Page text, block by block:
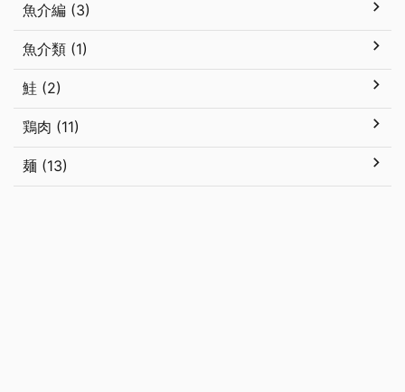
魚介編 (3)
魚介類 (1)
鮭 (2)
鶏肉 (11)
麺 (13)